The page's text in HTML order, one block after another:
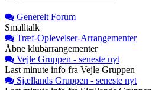
Generelt Forum
Smalltalk
Træf-Oplevelser-Arrangementer
Åbne klubarrangementer
Vejle Gruppen - seneste nyt
Last minute info fra Vejle Gruppen
Sjællands Gruppen - seneste nyt